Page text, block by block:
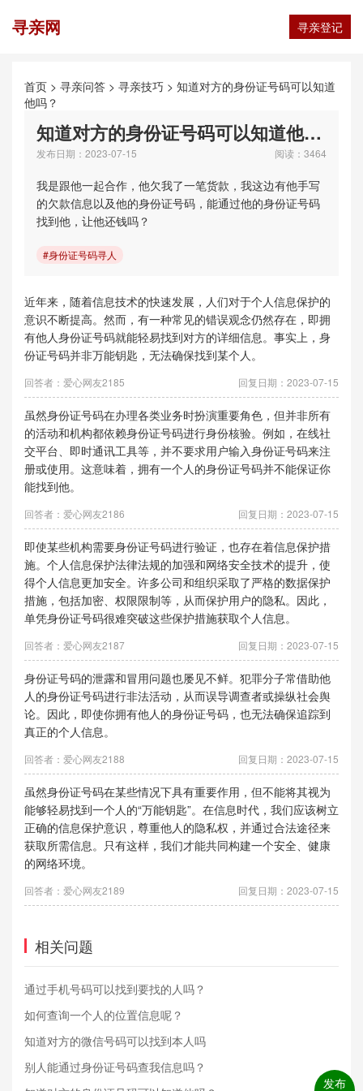
寻亲网 寻亲登记
首页 > 寻亲问答 > 寻亲技巧 > 知道对方的身份证号码可以知道
他吗？
知道对方的身份证号码可以知道他吗？
发布日期：2023-07-15 阅读：3464
我是跟他一起合作，他欠我了一笔货款，我这边有他手写
的欠款信息以及他的身份证号码，能通过他的身份证号码
找到他，让他还钱吗？
#身份证号码寻人
近年来，随着信息技术的快速发展，人们对于个人信息保护的
意识不断提高。然而，有一种常见的错误观念仍然存在，即拥
有他人身份证号码就能轻易找到对方的详细信息。事实上，身
份证号码并非万能钥匙，无法确保找到某个人。
回答者：爱心网友2185 回复日期：2023-07-15
虽然身份证号码在办理各类业务时扮演重要角色，但并非所有
的活动和机构都依赖身份证号码进行身份核验。例如，在线社
交平台、即时通讯工具等，并不要求用户输入身份证号码来注
册或使用。这意味着，拥有一个人的身份证号码并不能保证你
能找到他。
回答者：爱心网友2186 回复日期：2023-07-15
即使某些机构需要身份证号码进行验证，也存在着信息保护措
施。个人信息保护法律法规的加强和网络安全技术的提升，使
得个人信息更加安全。许多公司和组织采取了严格的数据保护
措施，包括加密、权限限制等，从而保护用户的隐私。因此，
单凭身份证号码很难突破这些保护措施获取个人信息。
回答者：爱心网友2187 回复日期：2023-07-15
身份证号码的泄露和冒用问题也屡见不鲜。犯罪分子常借助他
人的身份证号码进行非法活动，从而误导调查者或操纵社会舆
论。因此，即使你拥有他人的身份证号码，也无法确保追踪到
真正的个人信息。
回答者：爱心网友2188 回复日期：2023-07-15
虽然身份证号码在某些情况下具有重要作用，但不能将其视为
能够轻易找到一个人的“万能钥匙”。在信息时代，我们应该树立
正确的信息保护意识，尊重他人的隐私权，并通过合法途径来
获取所需信息。只有这样，我们才能共同构建一个安全、健康
的网络环境。
回答者：爱心网友2189 回复日期：2023-07-15
相关问题
通过手机号码可以找到要找的人吗？
如何查询一个人的位置信息呢？
知道对方的微信号码可以找到本人吗
别人能通过身份证号码查我信息吗？
发布